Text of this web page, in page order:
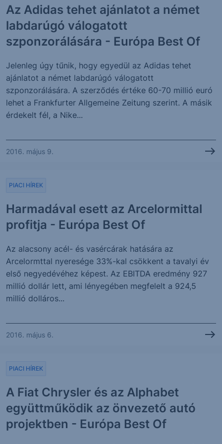
Az Adidas tehet ajánlatot a német
labdarúgó válogatott
szponzorálására - Európa Best Of
Jelenleg úgy tűnik, hogy egyedül az Adidas tehet
ajánlatot a német labdarúgó válogatott
szponzorálására. A szerződés értéke 60-70 millió euró
lehet a Frankfurter Allgemeine Zeitung szerint. A másik
érdekelt fél, a Nike...
2016. május 9.
Harmadával esett az Arcelormittal
profitja - Európa Best Of
PIACI HÍREK
Az alacsony acél- és vasércárak hatására az
Arcelormttal nyeresége 33%-kal csökkent a tavalyi év
első negyedévéhez képest. Az EBITDA eredmény 927
millió dollár lett, ami lényegében megfelelt a 924,5
millió dolláros...
2016. május 6.
A Fiat Chrysler és az Alphabet
együttműködik az önvezető autó
projektben - Európa Best Of
PIACI HÍREK